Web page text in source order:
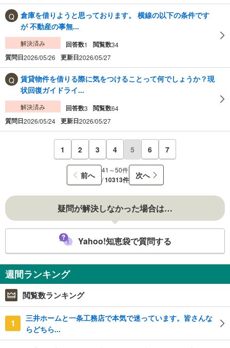
倉庫を借りようと思っております。 横線の以下の条件です
が 不動産の事無...
解決済み 回答数1 閲覧数34
質問日2026/05/26 更新日2026/05/27
賃貸物件を借りる際に気をつけることって何でしょうか？現
状回復ガイドライ...
解決済み 回答数3 閲覧数64
質問日2026/05/24 更新日2026/05/27
1 2 3 4 5 6 7
前へ
41～50件
/10313件 次へ
疑問が解決しなかった場合は…
Yahoo!知恵袋で質問する
週間ランキング
閲覧数ランキング
1
三井ホームと一条工務店で本気で迷っています。皆さんな
らどちら...